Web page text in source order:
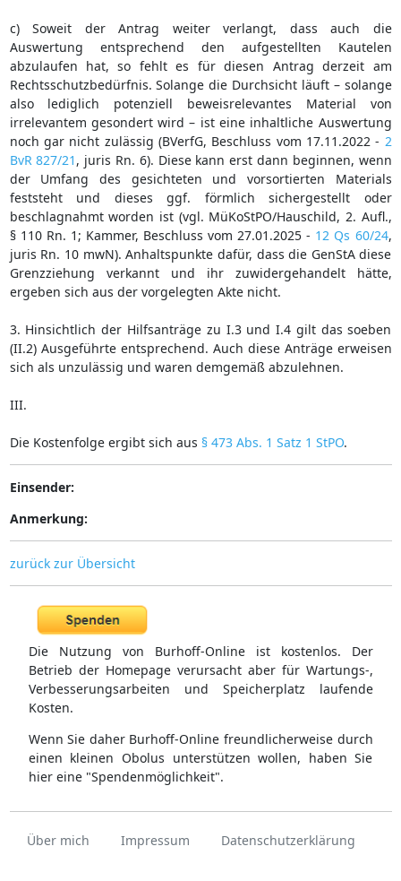
c) Soweit der Antrag weiter verlangt, dass auch die
Auswertung entsprechend den aufgestellten Kautelen
abzulaufen hat, so fehlt es für diesen Antrag derzeit am
Rechtsschutzbedürfnis. Solange die Durchsicht läuft – solange
also lediglich potenziell beweisrelevantes Material von
irrelevantem gesondert wird – ist eine inhaltliche Auswertung
noch gar nicht zulässig (BVerfG, Beschluss vom 17.11.2022 - 2
BvR 827/21 , juris Rn. 6). Diese kann erst dann beginnen, wenn
der Umfang des gesichteten und vorsortierten Materials
feststeht und dieses ggf. förmlich sichergestellt oder
beschlagnahmt worden ist (vgl. MüKoStPO/Hauschild, 2. Aufl.,
§ 110 Rn. 1; Kammer, Beschluss vom 27.01.2025 - 12 Qs 60/24,
juris Rn. 10 mwN). Anhaltspunkte dafür, dass die GenStA diese
Grenzziehung verkannt und ihr zuwidergehandelt hätte,
ergeben sich aus der vorgelegten Akte nicht.
3. Hinsichtlich der Hilfsanträge zu I.3 und I.4 gilt das soeben
(II.2) Ausgeführte entsprechend. Auch diese Anträge erweisen
sich als unzulässig und waren demgemäß abzulehnen.
III.
Die Kostenfolge ergibt sich aus § 473 Abs. 1 Satz 1 StPO.
Einsender:
Anmerkung:
zurück zur Übersicht
Die Nutzung von Burhoff-Online ist kostenlos. Der
Betrieb der Homepage verursacht aber für Wartungs-,
Verbesserungsarbeiten und Speicherplatz laufende
Kosten.
Wenn Sie daher Burhoff-Online freundlicherweise durch
einen kleinen Obolus unterstützen wollen, haben Sie
hier eine "Spendenmöglichkeit".
Über mich Impressum Datenschutzerklärung